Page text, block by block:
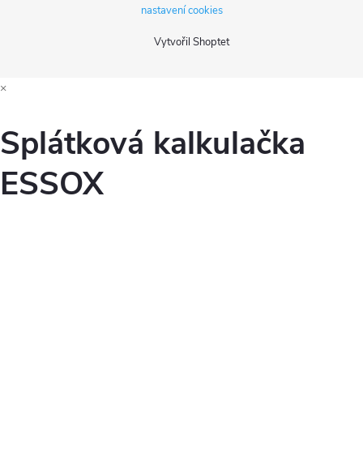
Vytvořil Shoptet
nastavení cookies
×
Splátková kalkulačka
ESSOX